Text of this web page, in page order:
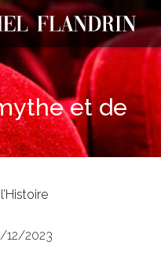
et de
12/2023